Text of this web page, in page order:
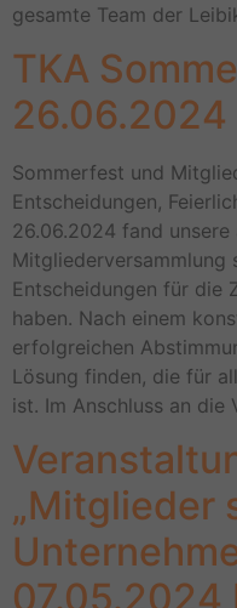
gesamte Team der
TKA
26.06.2024
Sommerfest und
Entscheidungen,
26.06.2024 fand
Entscheidungen für die
haben. Nach einem
erfolgreichen
Lösung finden, die für
ist. Im Anschluss an die
„Mitglieder
07.05.2024